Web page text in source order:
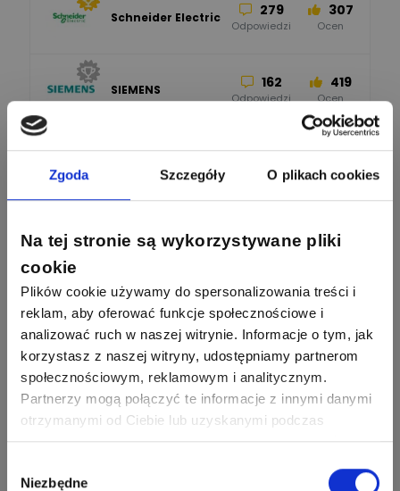
Zgoda Szczegóły O plikach cookies
Na tej stronie są wykorzystywane pliki
cookie
Plików cookie używamy do spersonalizowania treści i
reklam, aby oferować funkcje społecznościowe i
analizować ruch w naszej witrynie. Informacje o tym, jak
korzystasz z naszej witryny, udostępniamy partnerom
społecznościowym, reklamowym i analitycznym.
Partnerzy mogą połączyć te informacje z innymi danymi
otrzymanymi od Ciebie lub uzyskanymi podczas
korzystania z ich usług. Dzięki Twojej zgodzie możemy
preferencji.
zgody
Niezbędne
Schneider Electric 279
Odpowiedzi
307
Ocen
SIEMENS 162
Odpowiedzi
419
Ocen
245
Odpowiedzi
206
Ocen
BleBox
Odpowiedzi Ocen
Phoenix Contact 67
Odpowiedzi
184
Ocen
automatyka pollin 26
Odpowiedzi
34 86
Zobacz wszystkich
Pomocni użytkownicy